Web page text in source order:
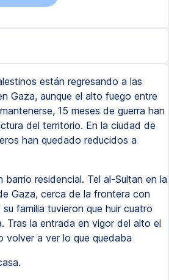
están regresando a las
Gaza, aunque el alto fuego entre
15 meses de guerra han
del territorio. En la ciudad de
han quedado reducidos a
barrio residencial. Tel al-Sultan en la
Gaza, cerca de la frontera con
familia tuvieron que huir cuatro
Tras la entrada en vigor del alto el
volver a ver lo que quedaba